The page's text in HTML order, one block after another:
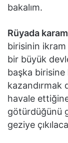
bakalım.
Rüyada
birisinin
bir büyük
başka
kazandırmak
havale
götürdüğünü
geziye